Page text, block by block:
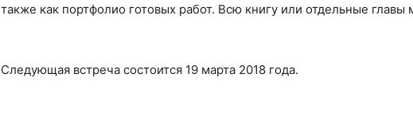
также как портфолио готовых работ. Всю книгу или отдельные главы
Следующая встреча состоится 19 марта 2018 года.